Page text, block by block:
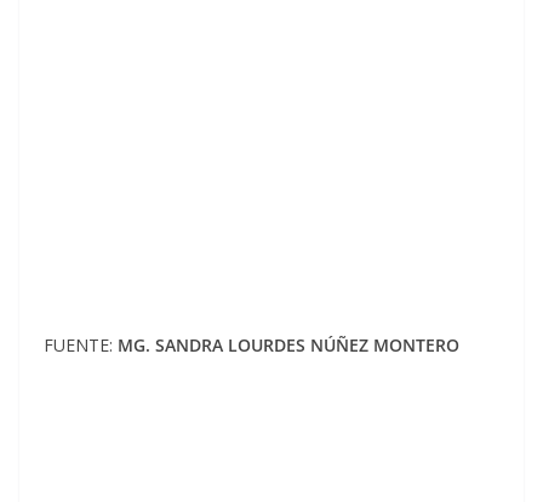
FUENTE: MG. SANDRA LOURDES NÚÑEZ MONTERO